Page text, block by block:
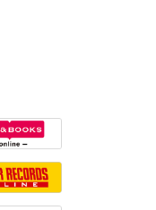
Records